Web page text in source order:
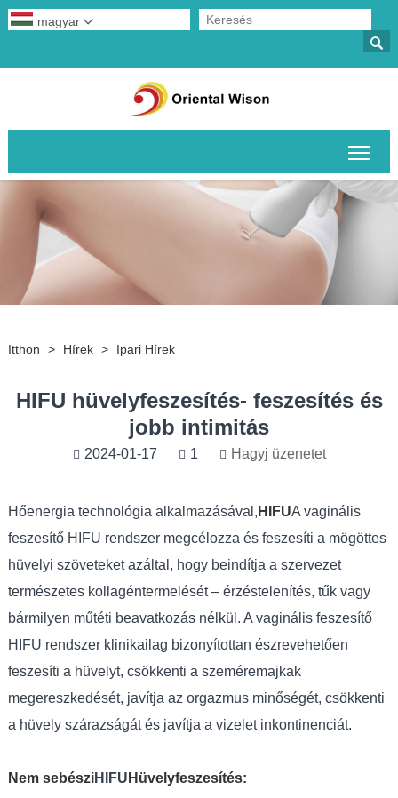

magyar 
Itthon > Hírek > Ipari Hírek
HIFU hüvelyfeszesítés- feszesítés és
jobb intimitás
2024-01-17 1 Hagyj üzenetet
Hőenergia technológia alkalmazásával, HIFUA vaginális
feszesítő HIFU rendszer megcélozza és feszesíti a mögöttes
hüvelyi szöveteket azáltal, hogy beindítja a szervezet
természetes kollagéntermelését – érzéstelenítés, tűk vagy
bármilyen műtéti beavatkozás nélkül. A vaginális feszesítő
HIFU rendszer klinikailag bizonyítottan észrevehetően
feszesíti a hüvelyt, csökkenti a szeméremajkak
megereszkedését, javítja az orgazmus minőségét, csökkenti
a hüvely szárazságát és javítja a vizelet inkontinenciát.
Nem sebésziHIFU Hüvelyfeszesítés: